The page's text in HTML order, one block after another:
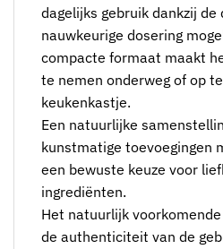
dagelijks gebruik dankzij de
nauwkeurige dosering
compacte formaat maakt
te nemen onderweg of op
keukenkastje.
Een natuurlijke
kunstmatige toevoegingen
een bewuste keuze voor
ingrediënten.
Het natuurlijk
de authenticiteit van de